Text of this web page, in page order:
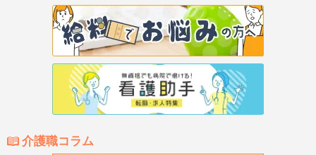
介護職コラム